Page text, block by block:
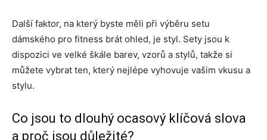
Další faktor, na který byste měli při výběru setu
dámského pro fitness brát ohled, je styl. Sety jsou k
dispozici ve velké škále barev, vzorů a stylů, takže si
můžete vybrat ten, který nejlépe vyhovuje vašim vkusu a
stylu.
Co jsou to dlouhý ocasový klíčová slova
a proč jsou důležité?